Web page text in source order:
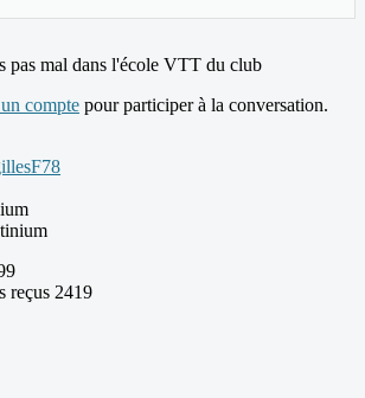
pas mal dans l'école VTT du club
compte pour participer à la conversation.
reçus 2419